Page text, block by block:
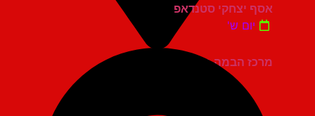
מרכז הבמה גני תקווה
אסף יצחקי סטנדאפ
יום ש'